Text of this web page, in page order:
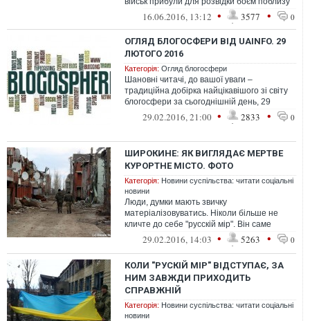
Широкиного Донецької області.
16.06.2016, 13:12 • 3577 • 0
ОГЛЯД БЛОГОСФЕРИ ВІД UAINFO. 29
ЛЮТОГО 2016
Категорія: Огляд блогосфери
Шановні читачі, до вашої уваги –
традиційна добірка найцікавішого зі світу
блогосфери за сьогоднішній день, 29
лютого29.02.2016, 21:00 • 2833 • 0
ШИРОКИНЕ: ЯК ВИГЛЯДАЄ МЕРТВЕ
КУРОРТНЕ МІСТО. ФОТО
Категорія: Новини суспільства: читати соціальні
новини
Люди, думки мають звичку
матеріалізовуватись. Ніколи більше не
кличте до себе "русскій мір". Він саме
такий.29.02.2016, 14:03 • 5263 • 0
КОЛИ "РУСКІЙ МІР" ВІДСТУПАЄ, ЗА
НИМ ЗАВЖДИ ПРИХОДИТЬ
СПРАВЖНІЙ
Категорія: Новини суспільства: читати соціальні
новини